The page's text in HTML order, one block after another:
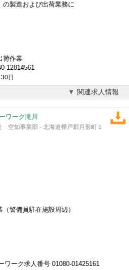
の製造および出荷業務に
荷作業
12814561
日
関連求人情報
ワーク滝川
知事業部 - 北海道樺戸郡月形町１
警備員駐在施設周辺）
ーク求人番号 01080-01425161